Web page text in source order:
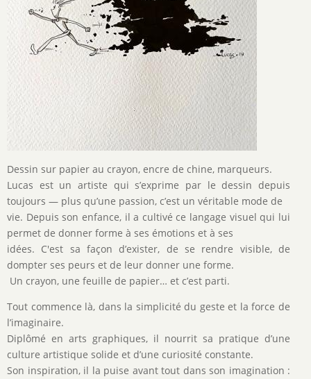
Dessin sur papier au crayon, encre de chine, marqueurs.
Lucas est un artiste qui s’exprime par le dessin depuis
toujours — plus qu’une passion, c’est un véritable mode de
vie. Depuis son enfance, il a cultivé ce langage visuel qui lui
permet de donner forme à ses émotions et à ses
idées. C'est sa façon d’exister, de se rendre visible, de
dompter ses peurs et de leur donner une forme.
Un crayon, une feuille de papier… et c’est parti.
Tout commence là, dans la simplicité du geste et la force de
l’imaginaire.
Diplômé en arts graphiques, il nourrit sa pratique d’une
culture artistique solide et d’une curiosité constante.
Son inspiration, il la puise avant tout dans son imagination :